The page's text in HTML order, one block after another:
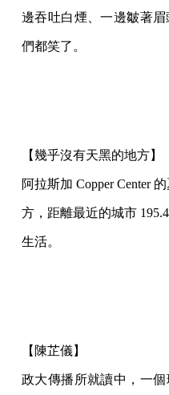
邊吞吐白煙、一邊皺著
們都笑了。
【幾乎沒有天黑的地方】
阿拉斯加 Copper Center
方，距離最近的城市
生活。
【陳芷儀】
政大傳播所就讀中，一